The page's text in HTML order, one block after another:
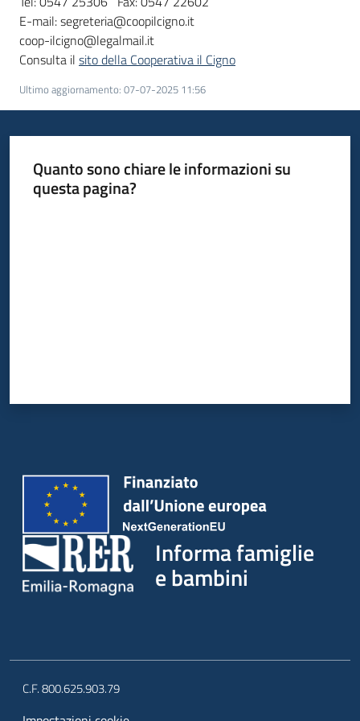
E-mail: segreteria@coopilcigno.it
coop-ilcigno@legalmail.it
Consulta il sito della Cooperativa il Cigno
Ultimo aggiornamento: 07-07-2025 11:56
Quanto sono chiare le informazioni su
questa pagina?
Informa famiglie
e bambini
C.F. 800.625.903.79